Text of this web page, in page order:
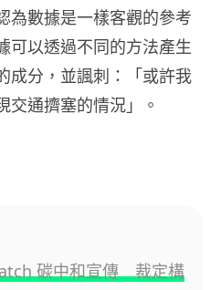
為數據是一樣客觀的參考
可以透過不同的方法產生
成分，並諷刺：「或許我
交通擠塞的情況」。
碳中和宣傳 裁定構